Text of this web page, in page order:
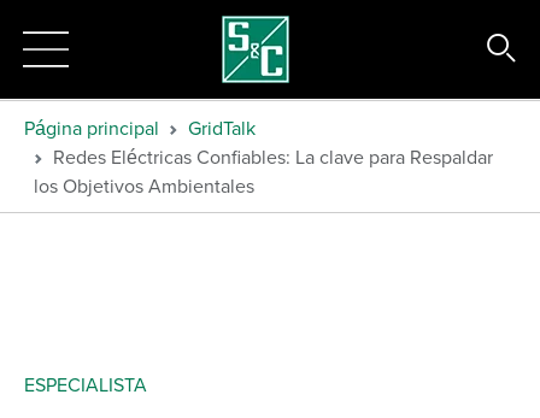
Página principal
GridTalk
Redes Eléctricas Confiables: La clave para Respaldar
los Objetivos Ambientales
ESPECIALISTA